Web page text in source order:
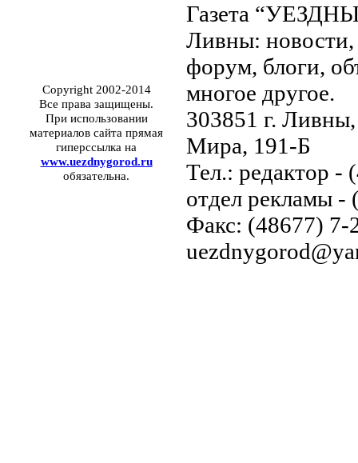
Copyright 2002-2014
Все права защищены.
При использовании
материалов сайта прямая
гиперссылка на
www.uezdnygorod.ru
обязательна.
Газета
Ливны: новости,
форум, блоги,
многое другое.
303851 г.
Мира, 191-Б
Тел.: редактор -
отдел рекламы -
Факс: (48677) 7-